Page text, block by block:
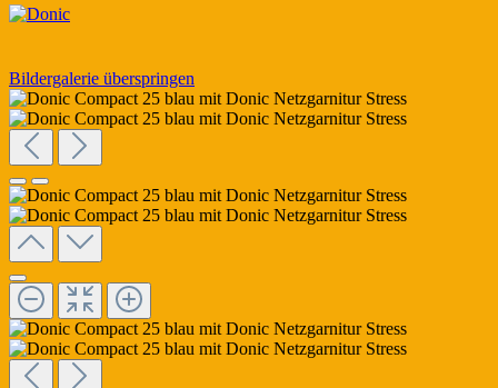
Bildergalerie überspringen